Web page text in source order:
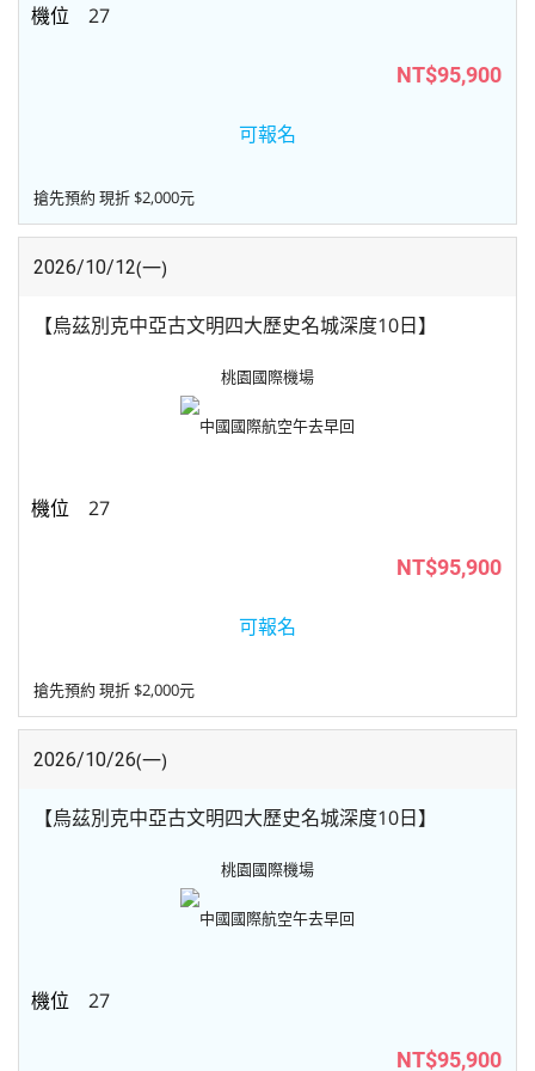
27
NT$95,900
可報名
搶先預約 現折 $2,000元
2026/10/12(一)
【烏茲別克中亞古文明四大歷史名城深度10日】
桃園國際機場
中國國際航空午去早回
27
NT$95,900
可報名
搶先預約 現折 $2,000元
2026/10/26(一)
【烏茲別克中亞古文明四大歷史名城深度10日】
桃園國際機場
中國國際航空午去早回
27
NT$95,900